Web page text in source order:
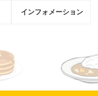
インフォメーション